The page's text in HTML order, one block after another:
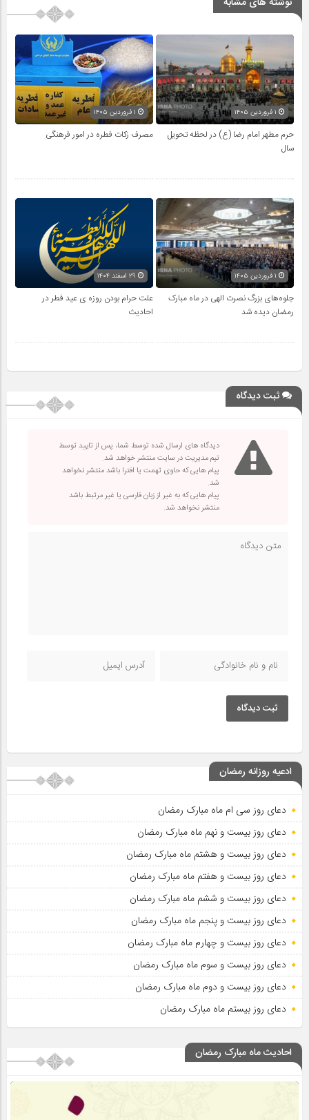
حرم مطهر امام رضا (ع) در لحظه تحویل
سال
مصرف زکات فطره در امور فرهنگی
جلوه‌های بزرگ نصرت الهی در ماه مبارک
رمضان دیده شد
علت حرام بودن روزه ی عید فطر در
احادیث
ثبت دیدگاه
دیدگاه های ارسال شده توسط شما، پس از تایید توسط
تیم مدیریت در سایت منتشر خواهد شد.
پیام هایی که حاوی تهمت یا افترا باشد منتشر نخواهد
شد.
پیام هایی که به غیر از زبان فارسی یا غیر مرتبط باشد
منتشر نخواهد شد.
ثبت دیدگاه
ادعیه روزانه رمضان
دعای روز سی ام ماه مبارک رمضان
دعای روز بیست و نهم ماه مبارک رمضان
دعای روز بیست و هشتم ماه مبارک رمضان
دعای روز بیست و هفتم ماه مبارک رمضان
دعای روز بیست و ششم ماه مبارک رمضان
دعای روز بیست و پنجم ماه مبارک رمضان
دعای روز بیست و چهارم ماه مبارک رمضان
دعای روز بیست و سوم ماه مبارک رمضان
دعای روز بیست و دوم ماه مبارک رمضان
دعای روز بیستم ماه مبارک رمضان
احادیث ماه مبارک رمضان